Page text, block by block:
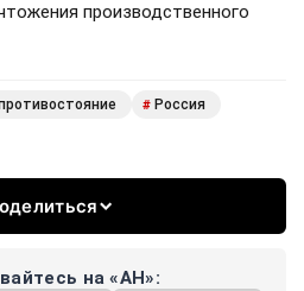
производственного
# Россия
на «АН»: